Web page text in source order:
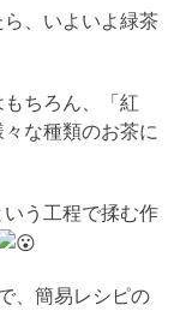
、いよいよ緑茶
ちろん、「紅
な種類のお茶に
う工程で揉む作
、簡易レシピの